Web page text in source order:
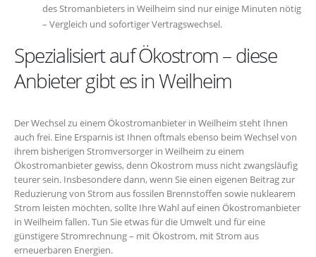
des Stromanbieters in Weilheim sind nur einige Minuten nötig
– Vergleich und sofortiger Vertragswechsel.
Spezialisiert auf Ökostrom – diese
Anbieter gibt es in Weilheim
Der Wechsel zu einem Ökostromanbieter in Weilheim steht Ihnen
auch frei. Eine Ersparnis ist Ihnen oftmals ebenso beim Wechsel von
ihrem bisherigen Stromversorger in Weilheim zu einem
Ökostromanbieter gewiss, denn Ökostrom muss nicht zwangsläufig
teurer sein. Insbesondere dann, wenn Sie einen eigenen Beitrag zur
Reduzierung von Strom aus fossilen Brennstoffen sowie nuklearem
Strom leisten möchten, sollte Ihre Wahl auf einen Ökostromanbieter
in Weilheim fallen. Tun Sie etwas für die Umwelt und für eine
günstigere Stromrechnung – mit Ökostrom, mit Strom aus
erneuerbaren Energien.